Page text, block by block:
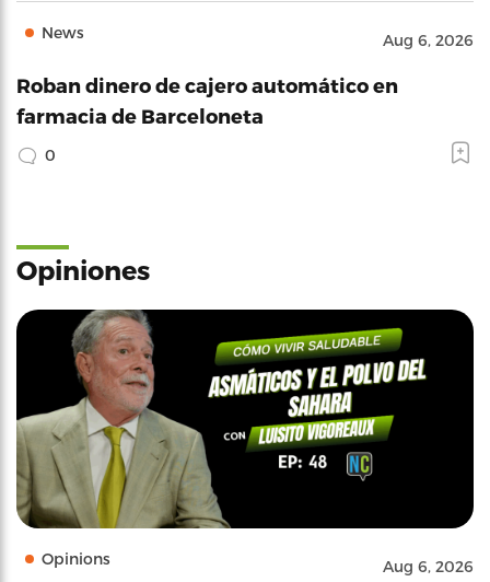
News Aug 6, 2026
Roban dinero de cajero automático en
farmacia de Barceloneta
0
Opiniones
Opinions Aug 6, 2026